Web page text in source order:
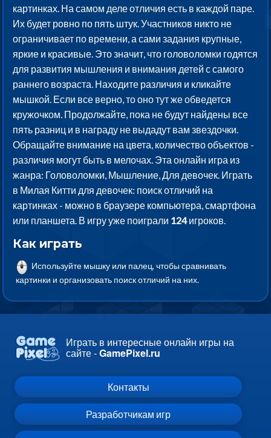
картинках. На самом деле отличия есть в каждой паре.
Их будет ровно по пять штук. Участников никто не
ограничивает по времени, а сами задания крупные,
яркие и красивые. Это значит, что головоломки годятся
для развития мышления и внимания детей с самого
раннего возраста. Находите различия и кликайте
мышкой. Если все верно, то оно тут же обведется
кружочком. Продолжайте, пока не будут найдены все
пять разниц и в награду не выдадут вам звездочки.
Обращайте внимание на цвета, количество объектов -
различия могут быть в мелочах. Эта онлайн игра из
жанра: Головоломки, Мышление, Для девочек. Играть
в Милая Китти для девочек: поиск отличий на
картинках - можно в браузере компьютера, смартфона
или планшета. В игру уже поиграли 124игроков.
Как играть
Используйте мышку или палец, чтобы сравнивать
картинки и организовать поиск отличий на них.
Играть в интересные онлайн игры на
сайте -GamePixel.ru
Контакты
Разработчикам игр